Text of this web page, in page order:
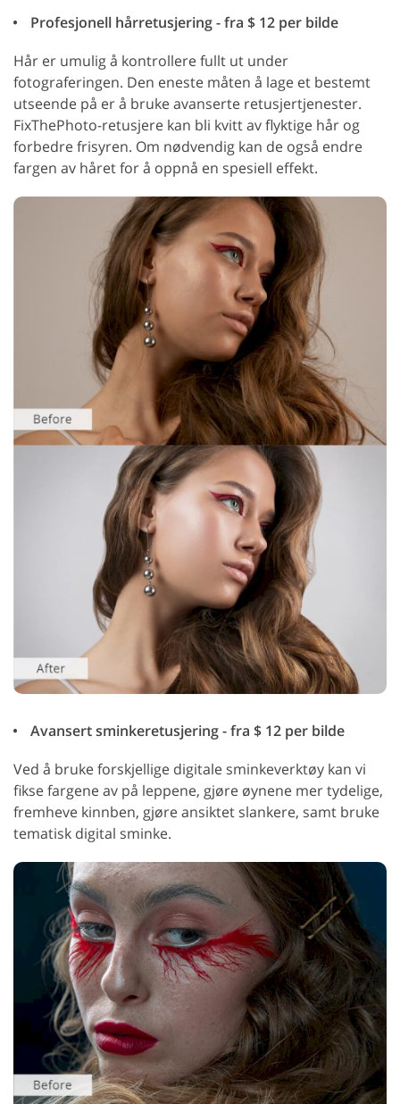
Profesjonell hårretusjering - fra $ 12 per bilde
Hår er umulig å kontrollere fullt ut under
fotograferingen. Den eneste måten å lage et bestemt
utseende på er å bruke avanserte retusjertjenester.
FixThePhoto-retusjere kan bli kvitt av flyktige hår og
forbedre frisyren. Om nødvendig kan de også endre
fargen av håret for å oppnå en spesiell effekt.
Avansert sminkeretusjering - fra $ 12 per bilde
Ved å bruke forskjellige digitale sminkeverktøy kan vi
fikse fargene av på leppene, gjøre øynene mer tydelige,
fremheve kinnben, gjøre ansiktet slankere, samt bruke
tematisk digital sminke.